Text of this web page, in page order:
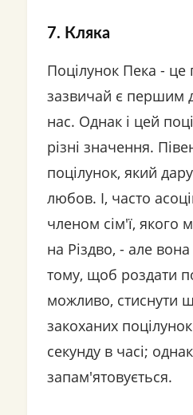
7. Кляка
Поцілунок Пека - це
зазвичай є першим
нас. Однак і цей
різні значення.
поцілунок, який
любов. І, часто
членом сім'ї,
на Різдво, - але
тому, щоб роздати
можливо, стиснути
закоханих
секунду в часі;
запам'ятовується.